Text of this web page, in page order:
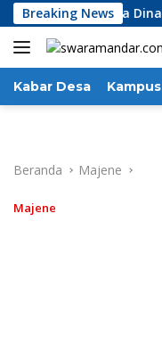
Langsung
ke
konten
Breaking News
Kinerja Dinas
Kabar Desa Kampus
Beranda Majene
Majene